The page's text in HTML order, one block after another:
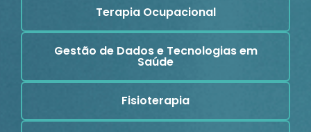
Terapia Ocupacional
Gestão de Dados e Tecnologias em
Saúde
Fisioterapia